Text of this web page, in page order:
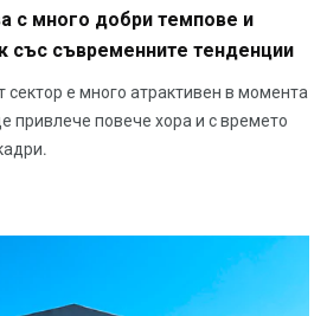
с много добри темпове и
със съвременните тенденции
сектор е много атрактивен в момента
привлече повече хора и с времето